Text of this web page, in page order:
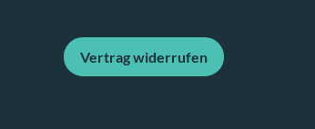
Vertrag widerrufen